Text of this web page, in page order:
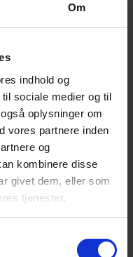
Om
indhold og
sociale medier og til
oplysninger om
vores partnere inden
og
kombinere disse
givet dem, eller som
tjenester.